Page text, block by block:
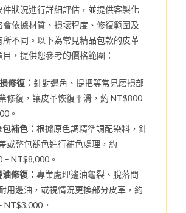
件狀況進行詳細評估，並提供客製化
會依據材質、損壞程度、修復範圍及
所不同。以下為常見精品包款的皮革
，提供您參考的價格範圍：
修復： 針對邊角、提把等常見磨損部
修復，讓皮革恢復平滑，約 NT$800
。
包補色：根據原色調精準調配染料，針
或整包褪色進行補色處理，約
– NT$8,000。
油修復：專業處理邊油龜裂、脫落問
用邊油，或視情況更換部分皮革，約
NT$3,000。